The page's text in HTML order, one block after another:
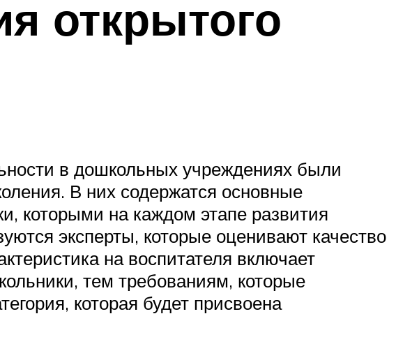
открытого
в дошкольных учреждениях были
В них содержатся основные
которыми на каждом этапе развития
эксперты, которые оценивают качество
на воспитателя включает
тем требованиям, которые
которая будет присвоена